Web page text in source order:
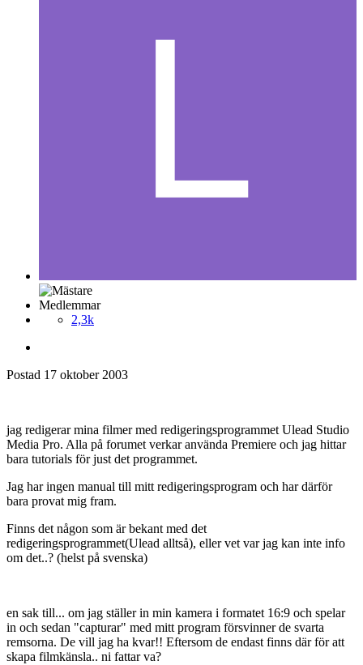
Medlemmar
2,3k
Postad 17 oktober 2003
jag redigerar mina filmer med redigeringsprogrammet Ulead Studio
Media Pro. Alla på forumet verkar använda Premiere och jag hittar
bara tutorials för just det programmet.
Jag har ingen manual till mitt redigeringsprogram och har därför
bara provat mig fram.
Finns det någon som är bekant med det
redigeringsprogrammet(Ulead alltså), eller vet var jag kan inte info
om det..? (helst på svenska)
en sak till... om jag ställer in min kamera i formatet 16:9 och spelar
in och sedan "capturar" med mitt program försvinner de svarta
remsorna. De vill jag ha kvar!! Eftersom de endast finns där för att
skapa filmkänsla.. ni fattar va?